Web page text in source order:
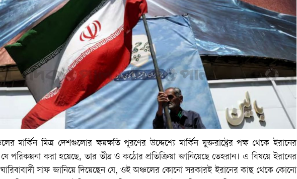
মার্কিন মিত্র দেশগুলোর ক্ষয়ক্ষতি পূরণের উদ্দেশ্যে মার্কিন যুক্তরাষ্ট্রের পক্ষ থেকে ইরানের
যে পরিকল্পনা করা হয়েছে, তার তীব্র ও কঠোর প্রতিক্রিয়া জানিয়েছে তেহরান। এ বিষয়ে ইরানের
ঘারিবাবাদী সাফ জানিয়ে দিয়েছেন যে, ওই অঞ্চলের কোনো সরকারই ইরানের কাছ থেকে কোনো